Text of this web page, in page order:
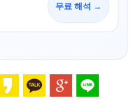
무료 해석 →